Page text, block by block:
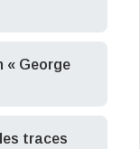
« George
traces